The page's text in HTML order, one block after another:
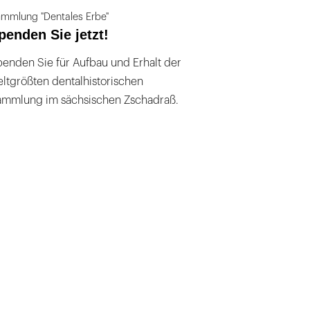
"Dentales Erbe"
Sie jetzt!
Sie für Aufbau und Erhalt der
dentalhistorischen
im sächsischen Zschadraß.